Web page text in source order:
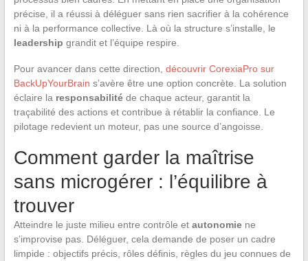
précise, il a réussi à déléguer sans rien sacrifier à la cohérence
ni à la performance collective. Là où la structure s’installe, le
leadership grandit et l’équipe respire.
Pour avancer dans cette direction, découvrir CorexiaPro sur
BackUpYourBrain s’avère être une option concrète. La solution
éclaire la responsabilitéde chaque acteur, garantit la
traçabilité des actions et contribue à rétablir la confiance. Le
pilotage redevient un moteur, pas une source d’angoisse.
Comment garder la maîtrise
sans microgérer : l’équilibre à
trouver
Atteindre le juste milieu entre contrôle et autonomiene
s’improvise pas. Déléguer, cela demande de poser un cadre
limpide : objectifs précis, rôles définis, règles du jeu connues de